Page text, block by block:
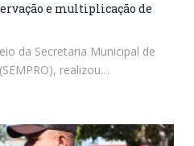
e multiplicação de
da Secretaria Municipal de
realizou…